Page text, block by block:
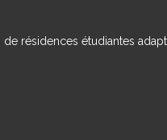
résidences étudiantes